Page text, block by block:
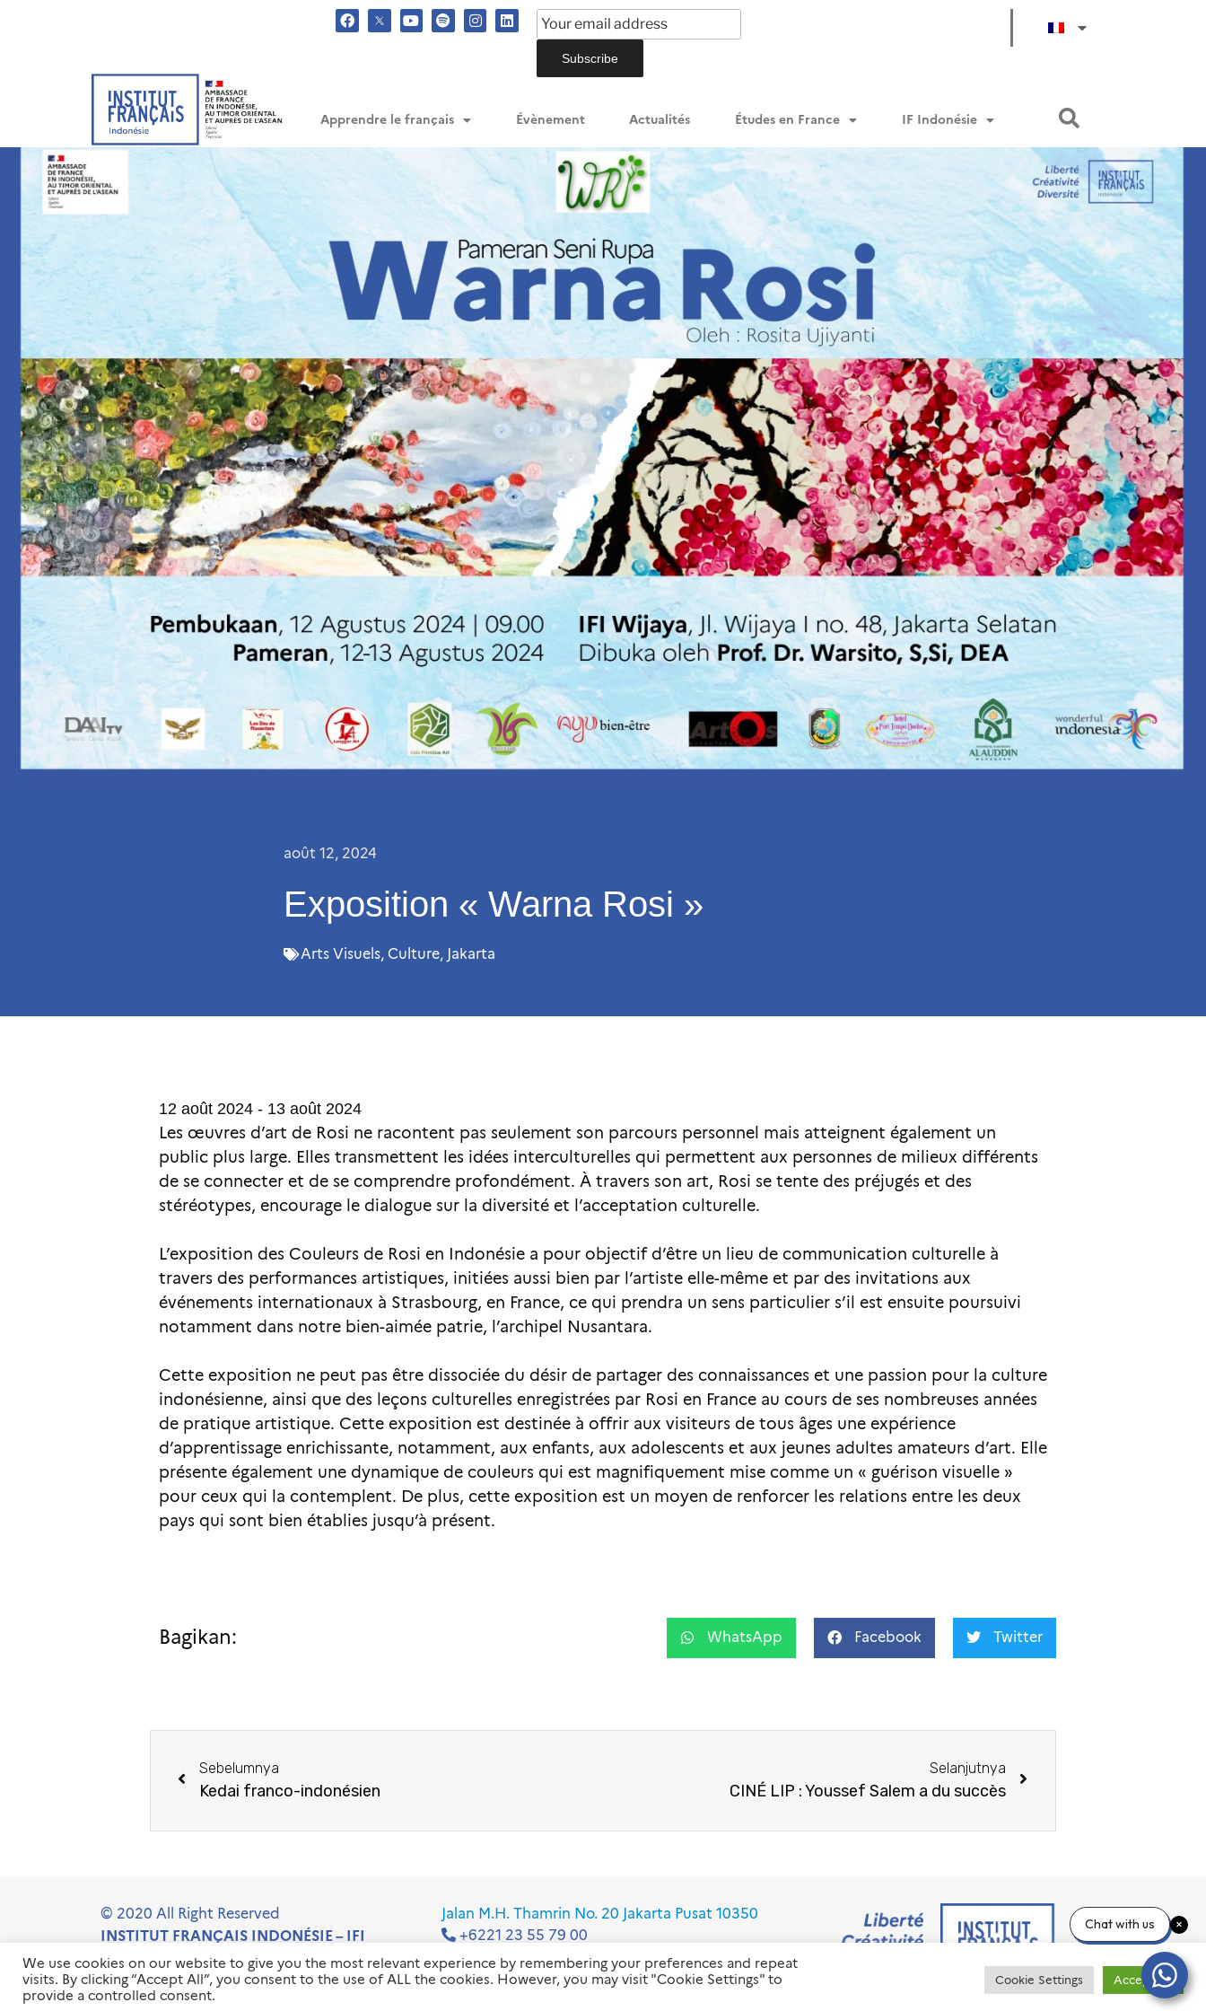
Apprendre le français Évènement Actualités Études en France IF Indonésie
août 12, 2024
Exposition « Warna Rosi »
Arts Visuels, Culture, Jakarta
12 août 2024 - 13 août 2024
Les œuvres d’art de Rosi ne racontent pas seulement son parcours personnel mais atteignent également un
public plus large. Elles transmettent les idées interculturelles qui permettent aux personnes de milieux différents
de se connecter et de se comprendre profondément. À travers son art, Rosi se tente des préjugés et des
stéréotypes, encourage le dialogue sur la diversité et l’acceptation culturelle.
L’exposition des Couleurs de Rosi en Indonésie a pour objectif d’être un lieu de communication culturelle à
travers des performances artistiques, initiées aussi bien par l’artiste elle-même et par des invitations aux
événements internationaux à Strasbourg, en France, ce qui prendra un sens particulier s’il est ensuite poursuivi
notamment dans notre bien-aimée patrie, l’archipel Nusantara.
Cette exposition ne peut pas être dissociée du désir de partager des connaissances et une passion pour la culture
indonésienne, ainsi que des leçons culturelles enregistrées par Rosi en France au cours de ses nombreuses années
de pratique artistique. Cette exposition est destinée à offrir aux visiteurs de tous âges une expérience
d’apprentissage enrichissante, notamment, aux enfants, aux adolescents et aux jeunes adultes amateurs d’art. Elle
présente également une dynamique de couleurs qui est magnifiquement mise comme un « guérison visuelle »
pour ceux qui la contemplent. De plus, cette exposition est un moyen de renforcer les relations entre les deux
pays qui sont bien établies jusqu’à présent.
Bagikan: WhatsApp Facebook Twitter
Sebelumnya
Kedai franco-indonésien
Selanjutnya
CINÉ LIP : Youssef Salem a du succès
© 2020 All Right Reserved
INSTITUT FRANÇAIS INDONÉSIE – IFI
Jalan M.H. Thamrin No. 20 Jakarta Pusat 10350
+6221 23 55 79 00
info@ifi-id.com
We use cookies on our website to give you the most relevant experience by remembering your preferences and repeat
visits. By clicking “Accept All”, you consent to the use of ALL the cookies. However, you may visit "Cookie Settings" to
provide a controlled consent.
Cookie Settings Accept All
Chat with us